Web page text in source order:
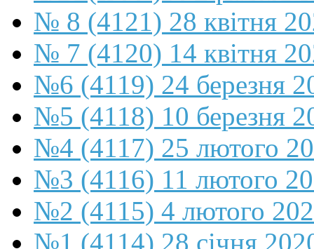
№ 8 (4121) 28 квітня
№ 7 (4120) 14 квітня
№6 (4119) 24 березня
№5 (4118) 10 березня
№4 (4117) 25 лютого
№3 (4116) 11 лютого
№2 (4115) 4 лютого
№1 (4114) 28 січня